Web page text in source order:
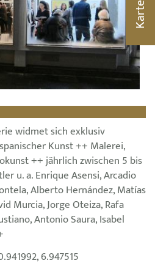
widmet sich exklusiv
Kunst ++ Malerei,
++ jährlich zwischen 5 bis
u. a. Enrique Asensi, Arcadio
Alberto Hernández, Matías
Murcia, Jorge Oteiza, Rafa
Antonio Saura, Isabel
6.947515
Karte